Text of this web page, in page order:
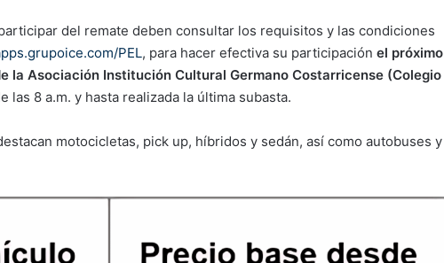
del remate deben consultar los requisitos y las condiciones
PEL, para hacer efectiva su participación el próximo
la Asociación Institución Cultural Germano Costarricense (Colegio
las 8 a.m. y hasta realizada la última subasta.
motocicletas, pick up, híbridos y sedán, así como autobuses y